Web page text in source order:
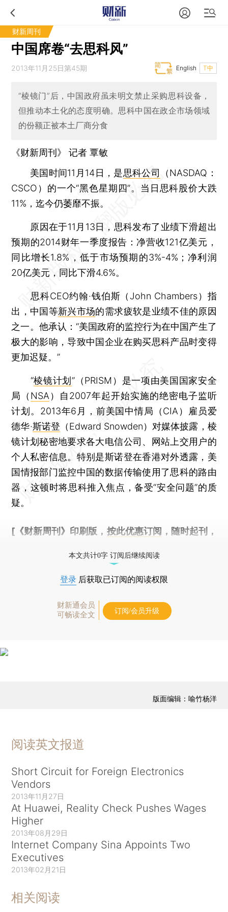
财新周刊
中国席卷“去思科风”
2013年11月25日第45期 T中
English
“棱镜门”后，中国政府虽未明文禁止采购思科设备，
但推动本土化的态度明确。思科中国在政企市场领域
的份额正被本土厂商分食
《财新周刊》 记者覃敏
美国时间11月14日，是思科公司
（NASDAQ：
CSCO）的一个“黑色星期四”。当日思科股价大跌
11%，迄今仍萎靡不振。
原因在于11月13日，思科发布了业绩下滑超出
预期的2014财年一季度报告：净营收121亿美元，
同比增长1.8%，低于市场预期的3%-4%；净利润
20亿美元，同比下滑4.6%。
思科CEO约翰·钱伯斯（John Chambers）指
出，中国等新兴市场的需求疲软是业绩不佳的原因
之一。他承认：“美国政府的监控行为在中国产生了
极大的影响，导致中国企业在购买思科产品时变得
更加迟疑。”
“棱镜计划”（PRISM）是一项由美国国家安全
局（ NSA ）自2007年起开始实施的绝密电子监听
计划。2013年6月，前美国中情局（CIA）雇员爱
德华·斯诺登 （Edward Snowden）对媒体披露，棱
镜计划秘密地要求各大电信公司、网站上交用户的
个人私密信息。特别是斯诺登在香港对外透露，美
国情报部门监控中国的数据传输使用了思科的路由
器，这顿时将思科推入焦点，备受“安全问题”的质
疑。
[《财新周刊》印刷版， 按此优惠订阅 ，随时起刊，
本文共计0字 订阅后继续阅读
登录 后获取已订阅的阅读权限
财新通会员
可畅读全文
订阅/会员升级
版面编辑：喻竹杨洋
阅读英文报道
Short Circuit for Foreign Electronics
Vendors
2013年11月27日
At Huawei, Reality Check Pushes Wages
Higher
2013年08月29日
Internet Company Sina Appoints Two
Executives
2013年02月21日
相关阅读